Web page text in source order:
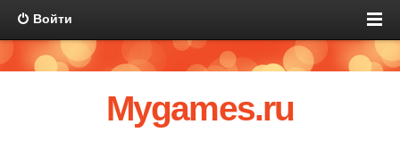
Войти
Mygames.ru